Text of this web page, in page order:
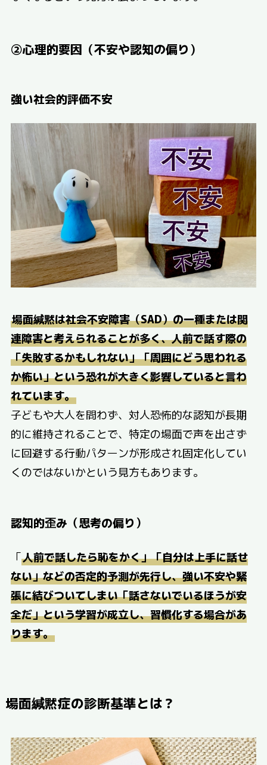
②心理的要因（不安や認知の偏り）
強い社会的評価不安
場面緘黙は社会不安障害（SAD）の一種または関
連障害と考えられることが多く、人前で話す際の
「失敗するかもしれない」「周囲にどう思われる
か怖い」という恐れが大きく影響していると言わ
れています。
子どもや大人を問わず、対人恐怖的な認知が長期
的に維持されることで、特定の場面で声を出さず
に回避する行動パターンが形成され固定化してい
くのではないかという見方もあります。
認知的歪み（思考の偏り）
「人前で話したら恥をかく」「自分は上手に話せ
ない」などの否定的予測が先行し、強い不安や緊
張に結びついてしまい「話さないでいるほうが安
全だ」という学習が成立し、習慣化する場合があ
ります。
場面緘黙症の診断基準とは？